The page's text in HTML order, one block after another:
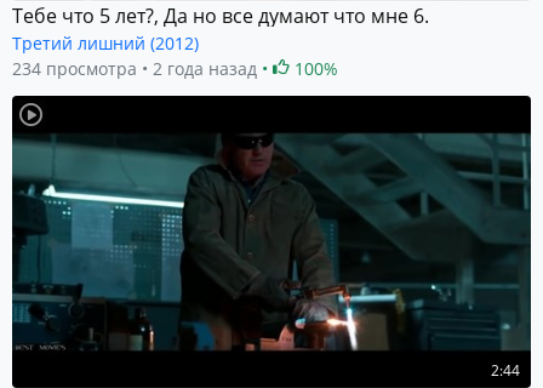
Тебе что 5 лет?, Да но все думают что мне 6.
Третий лишний (2012)
234 просмотра
2 года назад 100%
2:44